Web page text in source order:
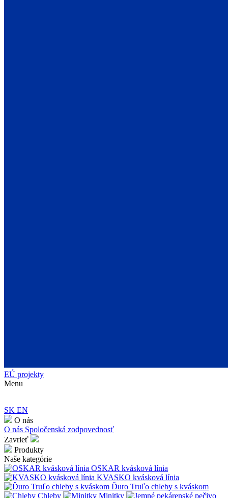
EÚ projekty
Menu
SK EN
O nás
O nás Spoločenská zodpovednosť
Zavrieť
Produkty
Naše kategórie
OSKAR kvásková línia
KVASKO kvásková línia
Ďuro Truľo chleby s kváskom
Chleby
Minitky